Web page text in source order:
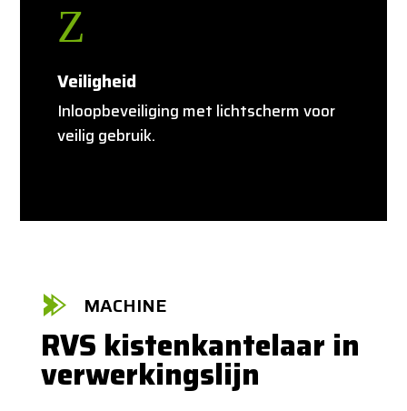
Z
Veiligheid
Inloopbeveiliging met lichtscherm voor
veilig gebruik.
MACHINE
RVS kistenkantelaar in
verwerkingslijn